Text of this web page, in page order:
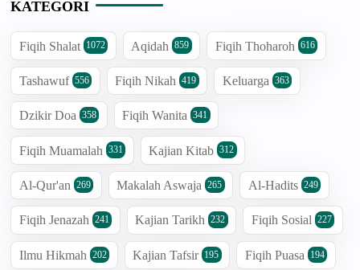
KATEGORI
Fiqih Shalat 1072 Aqidah 859 Fiqih Thoharoh 616
Tashawuf 556 Fiqih Nikah 419 Keluarga 363
Dzikir Doa 358 Fiqih Wanita 341
Fiqih Muamalah 331 Kajian Kitab 312
Al-Qur'an 269 Makalah Aswaja 265 Al-Hadits 249
Fiqih Jenazah 241 Kajian Tarikh 232 Fiqih Sosial 227
Ilmu Hikmah 202 Kajian Tafsir 195 Fiqih Puasa 194